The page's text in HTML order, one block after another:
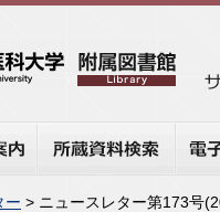
ー > ニュースレター第173号